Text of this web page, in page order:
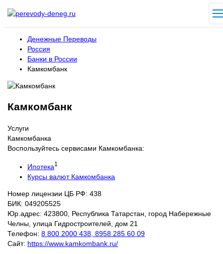
Денежные Переводы
Россия
Банки в России
Камкомбанк
Камкомбанк
Услуги
Камкомбанка
Воспользуйтесь сервисами Камкомбанка:
Ипотека1
Курсы валют Камкомбанка
Номер лицензии ЦБ РФ: 438
БИК: 049205525
Юр.адрес: 423800, Республика Татарстан, город Набережные
Челны, улица Гидростроителей, дом 21
Телефон: 8 800 2000 438, 8958 285 60 09
Сайт: https://www.kamkombank.ru/